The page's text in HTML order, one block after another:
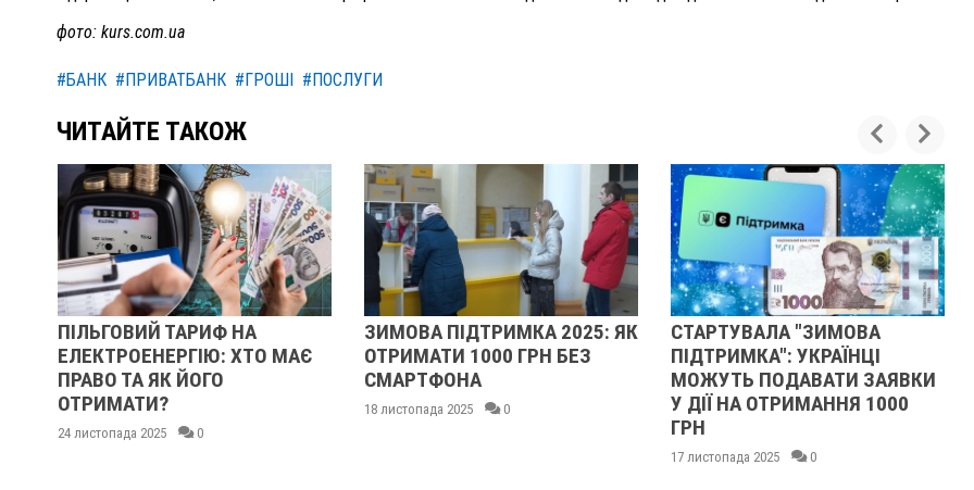
фото: kurs.com.ua
#БАНК #ПРИВАТБАНК #ГРОШІ #ПОСЛУГИ
ЧИТАЙТЕ ТАКОЖ
ПІЛЬГОВИЙ ТАРИФ НА
ЕЛЕКТРОЕНЕРГІЮ: ХТО МАЄ
ПРАВО ТА ЯК ЙОГО
ОТРИМАТИ?
24 листопада 2025 0
ЗИМОВА ПІДТРИМКА 2025: ЯК
ОТРИМАТИ 1000 ГРН БЕЗ
СМАРТФОНА
18 листопада 2025 0
СТАРТУВАЛА "ЗИМОВА
ПІДТРИМКА": УКРАЇНЦІ
МОЖУТЬ ПОДАВАТИ ЗАЯВКИ
У ДІЇ НА ОТРИМАННЯ 1000
ГРН
17 листопада 2025 0